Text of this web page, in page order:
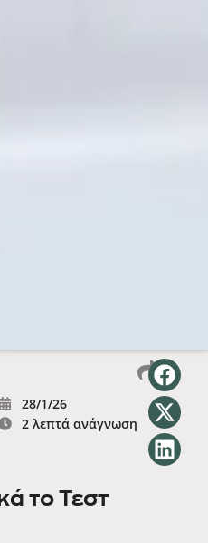
28/1/26
2 λεπτά ανάγνωση
το Τεστ